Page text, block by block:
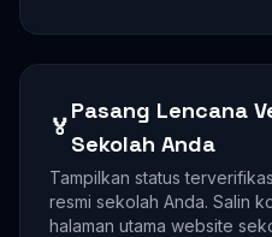
🏅
Pasang Lencana
Sekolah Anda
Tampilkan status
resmi sekolah Anda. Salin
halaman utama website